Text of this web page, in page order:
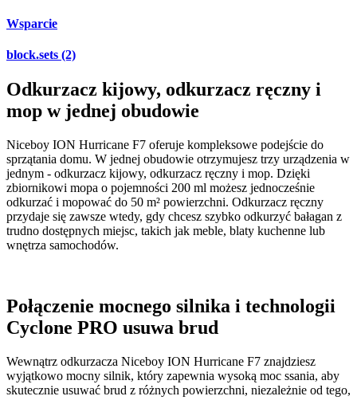
Wsparcie
block.sets (2)
Odkurzacz kijowy, odkurzacz ręczny i
mop w jednej obudowie
Niceboy ION Hurricane F7 oferuje kompleksowe podejście do
sprzątania domu. W jednej obudowie otrzymujesz trzy urządzenia w
jednym - odkurzacz kijowy, odkurzacz ręczny i mop. Dzięki
zbiornikowi mopa o pojemności 200 ml możesz jednocześnie
odkurzać i mopować do 50 m² powierzchni. Odkurzacz ręczny
przydaje się zawsze wtedy, gdy chcesz szybko odkurzyć bałagan z
trudno dostępnych miejsc, takich jak meble, blaty kuchenne lub
wnętrza samochodów.
Połączenie mocnego silnika i technologii
Cyclone PRO usuwa brud
Wewnątrz odkurzacza Niceboy ION Hurricane F7 znajdziesz
wyjątkowo mocny silnik, który zapewnia wysoką moc ssania, aby
skutecznie usuwać brud z różnych powierzchni, niezależnie od tego,